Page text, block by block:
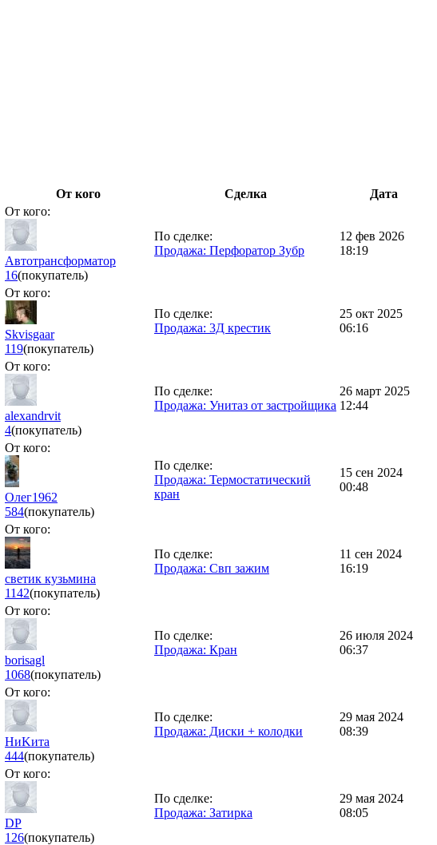
От кого Сделка Дата
От кого:
Автотрансформатор
16(покупатель)
По сделке:
Продажа: Перфоратор Зубр
12 фев 2026
18:19
От кого:
Skvisgaar
119(покупатель)
По сделке:
Продажа: 3Д крестик
25 окт 2025
06:16
От кого:
alexandrvit
4(покупатель)
По сделке:
Продажа: Унитаз от застройщика
26 март 2025
12:44
От кого:
Олег1962
584(покупатель)
По сделке:
Продажа: Термостатический
кран
15 сен 2024
00:48
От кого:
светик кузьмина
1142(покупатель)
По сделке:
Продажа: Свп зажим
11 сен 2024
16:19
От кого:
borisagl
1068(покупатель)
По сделке:
Продажа: Кран
26 июля 2024
06:37
От кого:
НиKита
444(покупатель)
По сделке:
Продажа: Диски + колодки
29 мая 2024
08:39
От кого:
DP
126(покупатель)
По сделке:
Продажа: Затирка
29 мая 2024
08:05